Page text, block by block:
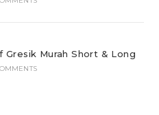
Gresik Murah Short & Long